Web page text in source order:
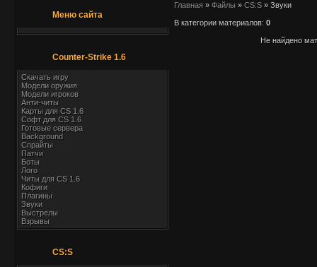
Меню сайта
Counter-Strike 1.6
Скачать игру
Модели оружия
Модели игроков
Анти-читы
Карты для СS 1.6
Софт для CS 1.6
Готовые сервера
Background
Спрайты
Патчи
Боты
Лого
Читы для CS 1.6
Кофиги
Плагины
Звуки
Выстрелы
Взрывы
CS:S
Главная » Файлы » CS:S » Звуки
В категории материалов: 0
Не найдено